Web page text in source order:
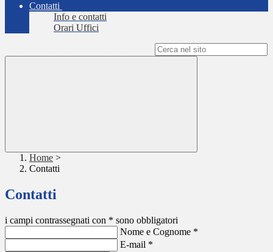
Contatti
Info e contatti
Orari Uffici
Home >
Contatti
Contatti
i campi contrassegnati con * sono obbligatori
Nome e Cognome *
E-mail *